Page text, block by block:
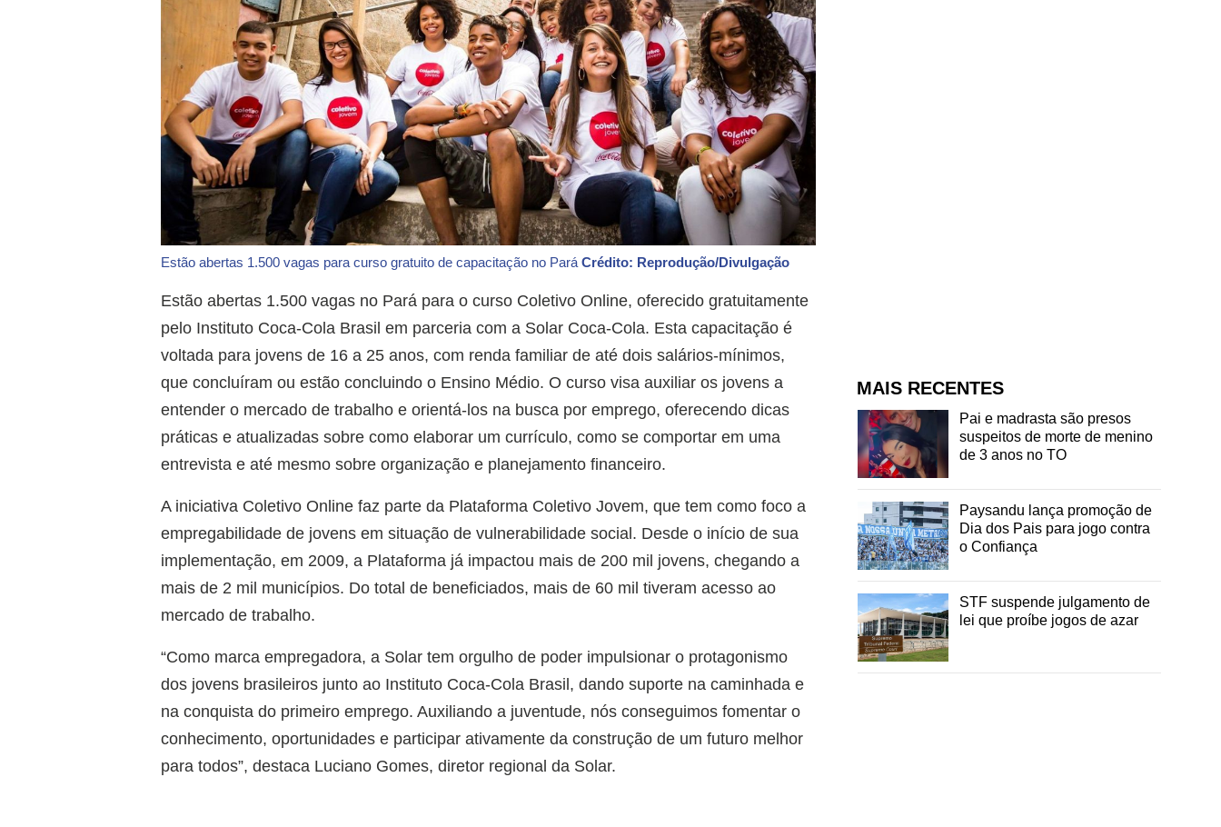
Estão abertas 1.500 vagas para curso gratuito de capacitação no ParáCrédito: Reprodução/Divulgação
Estão abertas 1.500 vagas no Pará para o curso Coletivo Online, oferecido gratuitamente
pelo Instituto Coca-Cola Brasil em parceria com a Solar Coca-Cola. Esta capacitação é
voltada para jovens de 16 a 25 anos, com renda familiar de até dois salários-mínimos,
que concluíram ou estão concluindo o Ensino Médio. O curso visa auxiliar os jovens a
entender o mercado de trabalho e orientá-los na busca por emprego, oferecendo dicas
práticas e atualizadas sobre como elaborar um currículo, como se comportar em uma
entrevista e até mesmo sobre organização e planejamento financeiro.
A iniciativa Coletivo Online faz parte da Plataforma Coletivo Jovem, que tem como foco a
empregabilidade de jovens em situação de vulnerabilidade social. Desde o início de sua
implementação, em 2009, a Plataforma já impactou mais de 200 mil jovens, chegando a
mais de 2 mil municípios. Do total de beneficiados, mais de 60 mil tiveram acesso ao
mercado de trabalho.
“Como marca empregadora, a Solar tem orgulho de poder impulsionar o protagonismo
dos jovens brasileiros junto ao Instituto Coca-Cola Brasil, dando suporte na caminhada e
na conquista do primeiro emprego. Auxiliando a juventude, nós conseguimos fomentar o
conhecimento, oportunidades e participar ativamente da construção de um futuro melhor
para todos”, destaca Luciano Gomes, diretor regional da Solar.
MAIS RECENTES
Pai e madrasta são presos
suspeitos de morte de menino
de 3 anos no TO
Paysandu lança promoção de
Dia dos Pais para jogo contra
o Confiança
STF suspende julgamento de
lei que proíbe jogos de azar